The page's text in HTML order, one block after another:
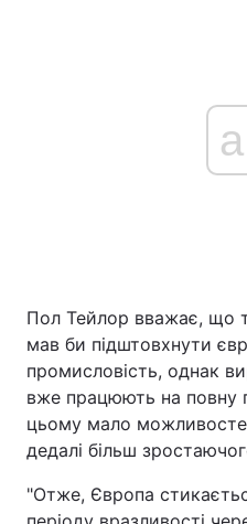
Пол Тейлор вважає, що
мав би підштовхнути
промисловість, однак
вже працюють на повну
цьому мало
дедалі більш
"Отже, Європа